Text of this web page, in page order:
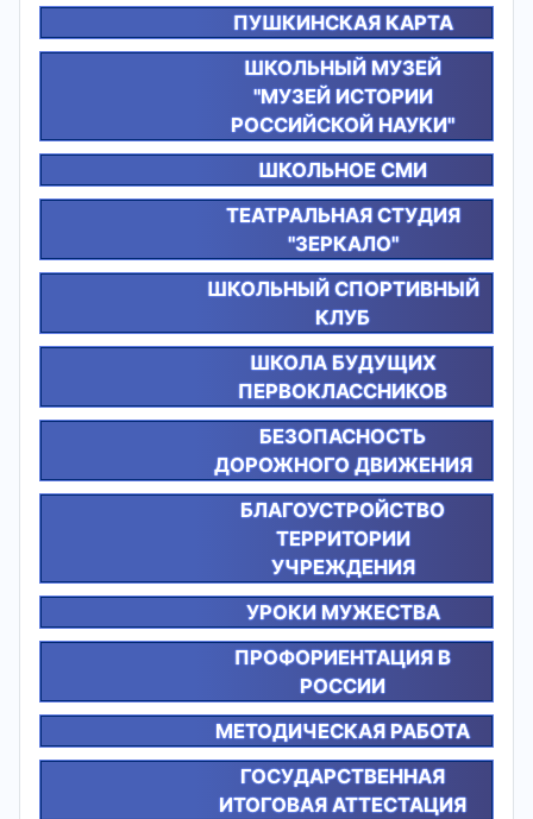
ПУШКИНСКАЯ КАРТА
ШКОЛЬНЫЙ МУЗЕЙ
"МУЗЕЙ ИСТОРИИ
РОССИЙСКОЙ НАУКИ"
ШКОЛЬНОЕ СМИ
ТЕАТРАЛЬНАЯ СТУДИЯ
"ЗЕРКАЛО"
ШКОЛЬНЫЙ СПОРТИВНЫЙ
КЛУБ
ШКОЛА БУДУЩИХ
ПЕРВОКЛАССНИКОВ
БЕЗОПАСНОСТЬ
ДОРОЖНОГО ДВИЖЕНИЯ
БЛАГОУСТРОЙСТВО
ТЕРРИТОРИИ
УЧРЕЖДЕНИЯ
УРОКИ МУЖЕСТВА
ПРОФОРИЕНТАЦИЯ В
РОССИИ
МЕТОДИЧЕСКАЯ РАБОТА
ГОСУДАРСТВЕННАЯ
ИТОГОВАЯ АТТЕСТАЦИЯ